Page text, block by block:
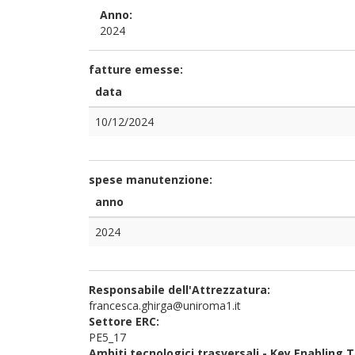
Anno:
2024
fatture emesse:
data
10/12/2024
spese manutenzione:
anno
2024
Responsabile dell'Attrezzatura:
francesca.ghirga@uniroma1.it
Settore ERC:
PE5_17